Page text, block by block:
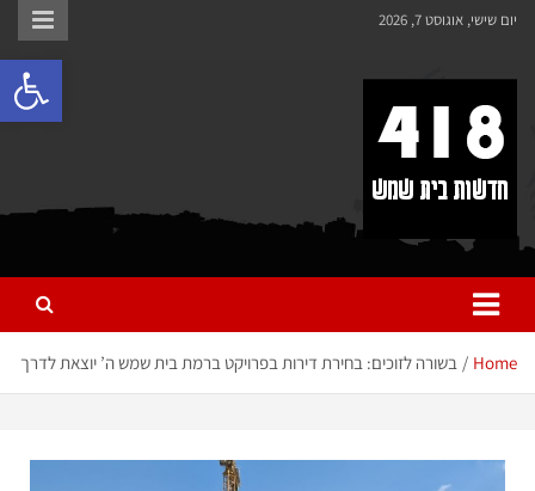
לתוכן
יום שישי, אוגוסט 7, 2026
418 – חדשות בית שמש
כל מה שחדש ומעניין בבית שמש בכלל והחרדית בפרט
Home בשורה לזוכים: בחירת דירות בפרויקט ברמת בית שמש ה’ יוצאת לדרך